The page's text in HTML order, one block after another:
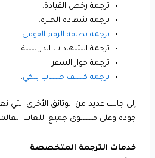
ترجمة رخص القيادة.
ترجمة شهادة الخبرة.
ترجمة بطاقة الرقم القومي.
ترجمة الشهادات الدراسية.
ترجمة جواز السفر.
ترجمة كشف حساب بنكي.
إلى جانب عديد من الوثائق الأخرى التي
جودة وعلى مستوى جميع اللغات
خدمات الترجمة المتخصصة